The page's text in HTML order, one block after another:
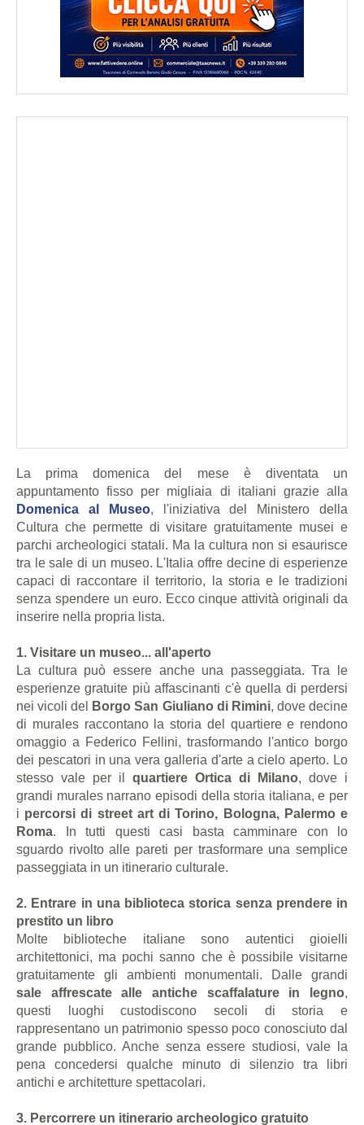
La prima domenica del mese è diventata un
appuntamento fisso per migliaia di italiani grazie alla
Domenica al Museo, l'iniziativa del Ministero della
Cultura che permette di visitare gratuitamente musei e
parchi archeologici statali. Ma la cultura non si esaurisce
tra le sale di un museo. L'Italia offre decine di esperienze
capaci di raccontare il territorio, la storia e le tradizioni
senza spendere un euro. Ecco cinque attività originali da
inserire nella propria lista.
1. Visitare un museo... all'aperto
La cultura può essere anche una passeggiata. Tra le
esperienze gratuite più affascinanti c'è quella di perdersi
nei vicoli del
Borgo San Giuliano di Rimini, dove decine
di murales raccontano la storia del quartiere e rendono
omaggio a Federico Fellini, trasformando l'antico borgo
dei pescatori in una vera galleria d'arte a cielo aperto. Lo
stesso vale per il quartiere Ortica di Milano, dove i
grandi murales narrano episodi della storia italiana, e per
i percorsi di street art di Torino, Bologna, Palermo e
Roma. In tutti questi casi basta camminare con lo
sguardo rivolto alle pareti per trasformare una semplice
passeggiata in un itinerario culturale.
2. Entrare in una biblioteca storica senza prendere in
prestito un libro
Molte biblioteche italiane sono autentici gioielli
architettonici, ma pochi sanno che è possibile visitarne
gratuitamente gli ambienti monumentali. Dalle grandi
sale affrescate alle antiche scaffalature in legno,
questi luoghi custodiscono secoli di storia e
rappresentano un patrimonio spesso poco conosciuto dal
grande pubblico. Anche senza essere studiosi, vale la
pena concedersi qualche minuto di silenzio tra libri
antichi e architetture spettacolari.
3. Percorrere un itinerario archeologico gratuito